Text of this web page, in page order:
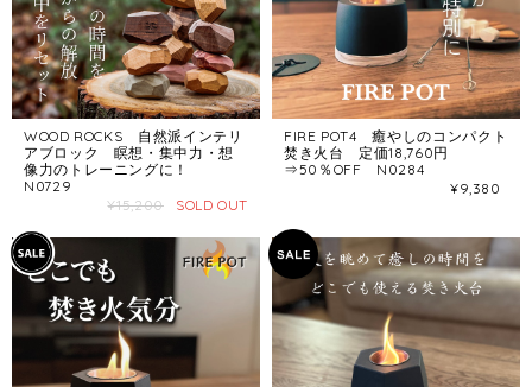
WOOD ROCKS 自然派インテリ
アブロック 瞑想・集中力・想
像力のトレーニングに！
N0729
¥15,200
SOLD OUT
FIRE POT4 癒やしのコンパクト
焚き火台 定価18,760円
⇒50％OFF N0284
¥9,380